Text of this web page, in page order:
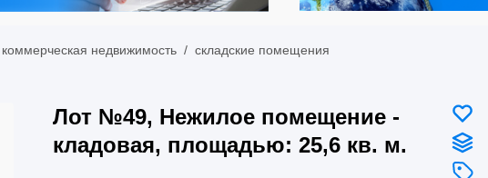
коммерческая недвижимость / складские помещения
Лот №49, Нежилое помещение -
кладовая, площадью: 25,6 кв. м.